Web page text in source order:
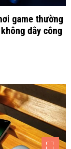
game thường
dây công